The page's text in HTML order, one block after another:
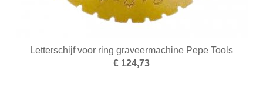
Letterschijf voor ring graveermachine Pepe Tools
€ 124,73